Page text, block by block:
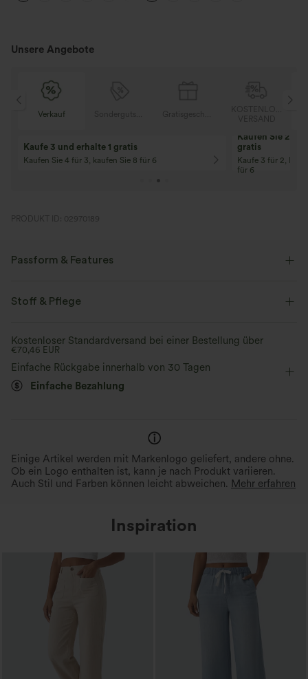
Unsere Angebote
10% Rabatt
Ab einem Bestellwert von 107,00 €!
Code: Aug2026
12% Rabatt
Ab einem
Code: Aug2026
PRODUKT ID: 02970189
Passform & Features
Stoff & Pflege
Kostenloser Standardversand bei einer Bestellung über
€70,46 EUR
Einfache Rückgabe innerhalb von 30 Tagen
Einfache Bezahlung
Einige Artikel werden mit Markenlogo geliefert, andere ohne.
Ob ein Logo enthalten ist, kann je nach Produkt variieren.
Auch Stil und Farben können leicht abweichen. Mehr erfahren
Inspiration